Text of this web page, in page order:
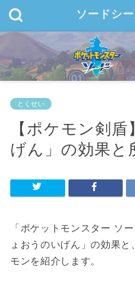
ソードシ
とくせい
【ポケモン剣
げん」の効果と
「ポケットモンスター ソ
ょおうのいげん」の効果
モンを紹介します。